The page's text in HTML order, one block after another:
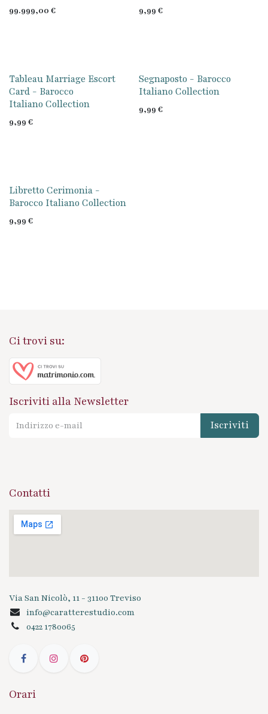
99.999,00 € 9,99 €
Tableau Marriage Escort
Card - Barocco
Italiano Collection
9,99 €
Segnaposto - Barocco
Italiano Collection
9,99 €
Libretto Cerimonia -
Barocco Italiano Collection
9,99 €
Ci trovi su:
Iscriviti alla Newsletter
Iscriviti
Contatti
Via San Nicolò, 11 - 31100 Treviso
info@caratterestudio.com
0422 1780065
Orari